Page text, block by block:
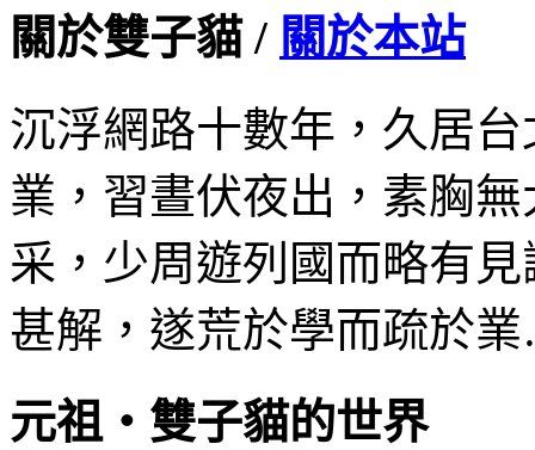
關於雙子貓 / 關於本站
沉浮網路十數年，久居
業，習晝伏夜出，素胸
采，少周遊列國而略有
甚解，遂荒於學而疏於
元祖‧雙子貓的世界